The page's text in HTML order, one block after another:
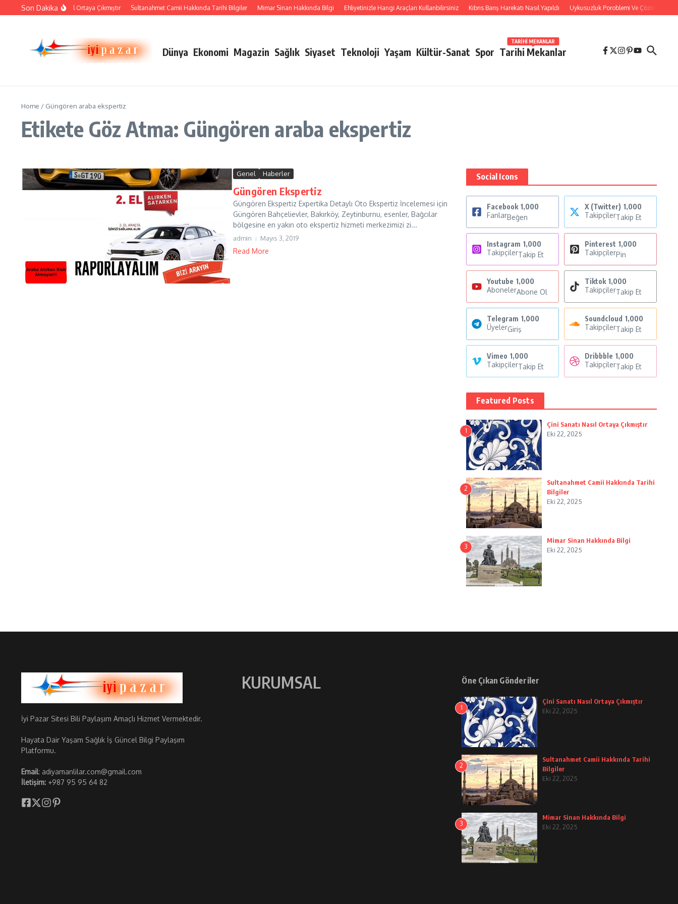
İçeriğe atlaSon Dakika
Çini Sanatı Nasıl Ortaya Çıkmıştır Sultanahmet Camii Hakkında Tarihi Bilgiler Mimar Sinan Hakkında Bilgi Ehliyetinizle Hangi Araçları Kullanbilirsiniz Kıbrıs Barış Harekatı Nasıl Yapıldı Uykusuzluk Poroblemi Ve Çözümleri
Dünya Ekonomi Magazin Sağlık Siyaset Teknoloji Yaşam Kültür-Sanat Spor Tarihi Mekanlar
TARIHI MEKANLAR
Home / Güngören araba ekspertiz
Etikete Göz Atma: Güngören araba ekspertiz
Genel Haberler
Güngören Ekspertiz
Güngören Ekspertiz Expertika Detaylı Oto Ekspertiz İncelemesi için
Güngören Bahçelievler, Bakırköy, Zeytinburnu, esenler, Bağcılar
bölgesine en yakın oto ekspertiz hizmeti merkezimizi zi...
admin Mayıs 3, 2019
Read More
Social Icons
Facebook 1,000
FanlarBeğen
X (Twitter) 1,000
TakipçilerTakip Et
Instagram 1,000
TakipçilerTakip Et
Pinterest 1,000
TakipçilerPin
Youtube 1,000
AbonelerAbone Ol
Tiktok 1,000
TakipçilerTakip Et
Telegram 1,000
ÜyelerGiriş
Soundcloud 1,000
TakipçilerTakip Et
Vimeo 1,000
TakipçilerTakip Et
Dribbble 1,000
TakipçilerTakip Et
Featured Posts
1
Çini Sanatı Nasıl Ortaya Çıkmıştır
Eki 22, 2025
2
Sultanahmet Camii Hakkında Tarihi
Bilgiler
Eki 22, 2025
3
Mimar Sinan Hakkında Bilgi
Eki 22, 2025
İyi Pazar Sitesi Bili Paylaşım Amaçlı Hizmet Vermektedir.
Hayata Dair Yaşam Sağlık İş Güncel Bilgi Paylaşım
Platformu.
Email: adiyamanlilar.com@gmail.com
İletişim: +987 95 95 64 82
KURUMSAL Öne Çıkan Gönderiler
1
Çini Sanatı Nasıl Ortaya Çıkmıştır
Eki 22, 2025
2
Sultanahmet Camii Hakkında Tarihi
Bilgiler
Eki 22, 2025
3
Mimar Sinan Hakkında Bilgi
Eki 22, 2025